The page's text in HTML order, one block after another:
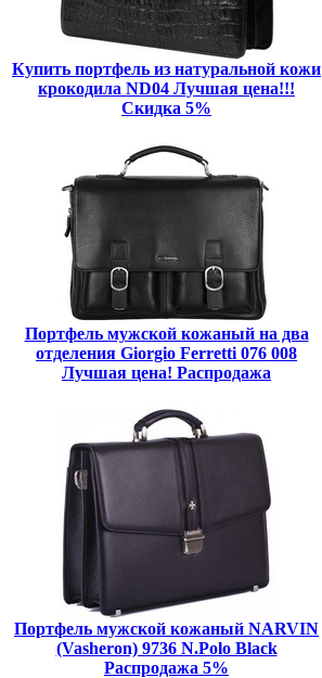
Купить портфель из натуральной кожи
крокодила ND04 Лучшая цена!!!
Скидка 5%
Портфель мужской кожаный на два
отделения Giorgio Ferretti 076 008
Лучшая цена! Распродажа
Портфель мужской кожаный NARVIN
(Vasheron) 9736 N.Polo Black
Распродажа 5%